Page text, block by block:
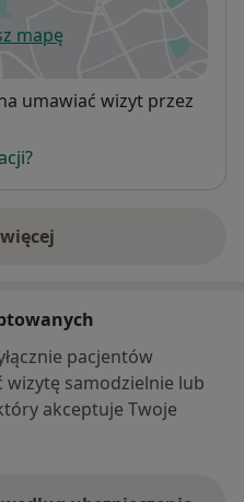
mapęsię w nowej karcie
umawiać wizyt przez
o adresie
pacjentów
wizytę samodzielnie lub
akceptuje Twoje